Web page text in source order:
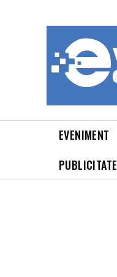
EVENIMENT
PUBLICITATE